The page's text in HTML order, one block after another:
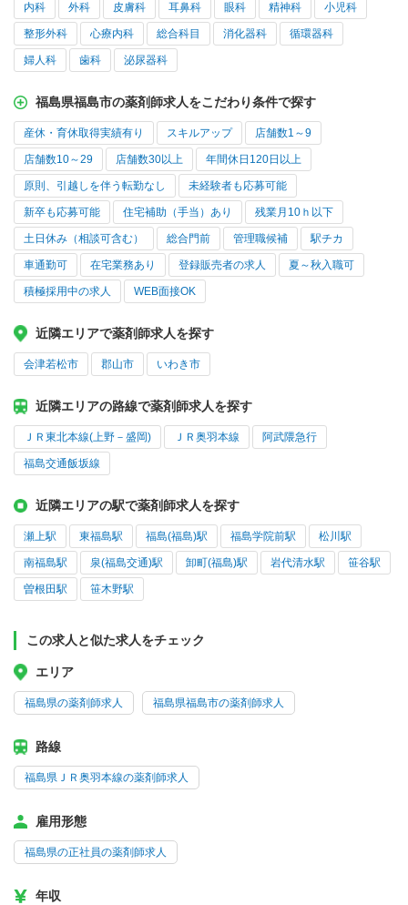
内科 外科 皮膚科 耳鼻科 眼科 精神科 小児科
整形外科 心療内科 総合科目 消化器科 循環器科
婦人科 歯科 泌尿器科
福島県福島市の薬剤師求人をこだわり条件で探す
産休・育休取得実績有り スキルアップ 店舗数1～9
店舗数10～29 店舗数30以上 年間休日120日以上
原則、引越しを伴う転勤なし 未経験者も応募可能
新卒も応募可能 住宅補助（手当）あり 残業月10ｈ以下
土日休み（相談可含む） 総合門前 管理職候補 駅チカ
車通勤可 在宅業務あり 登録販売者の求人 夏～秋入職可
積極採用中の求人 WEB面接OK
近隣エリアで薬剤師求人を探す
会津若松市 郡山市 いわき市
近隣エリアの路線で薬剤師求人を探す
ＪＲ東北本線(上野－盛岡) ＪＲ奥羽本線 阿武隈急行
福島交通飯坂線
近隣エリアの駅で薬剤師求人を探す
瀬上駅 東福島駅 福島(福島)駅 福島学院前駅 松川駅
南福島駅 泉(福島交通)駅 卸町(福島)駅 岩代清水駅 笹谷駅
曽根田駅 笹木野駅
この求人と似た求人をチェック
エリア
福島県の薬剤師求人 福島県福島市の薬剤師求人
路線
福島県ＪＲ奥羽本線の薬剤師求人
雇用形態
福島県の正社員の薬剤師求人
年収